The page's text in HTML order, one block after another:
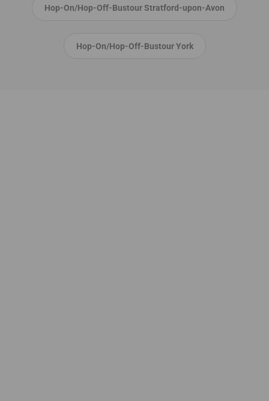
Hop-On/Hop-Off-Bustour Stratford-upon-Avon
Hop-On/Hop-Off-Bustour York